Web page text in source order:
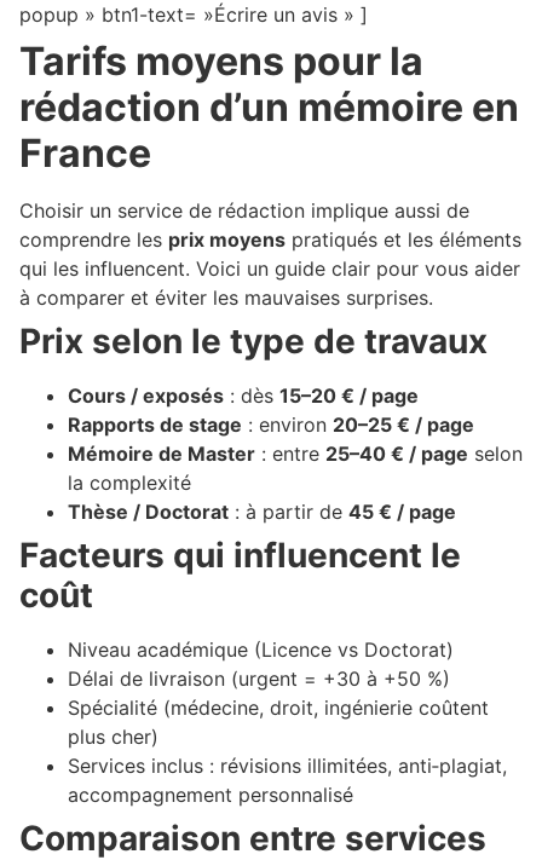
popup » btn1-text= »Écrire un avis » ]
Tarifs moyens pour la
rédaction d’un mémoire en
France
Choisir un service de rédaction implique aussi de
comprendre les prix moyens pratiqués et les éléments
qui les influencent. Voici un guide clair pour vous aider
à comparer et éviter les mauvaises surprises.
Prix selon le type de travaux
Cours / exposés : dès 15–20 € / page
Rapports de stage : environ 20–25 € / page
Mémoire de Master : entre 25–40 € / page selon
la complexité
Thèse / Doctorat : à partir de 45 € / page
Facteurs qui influencent le
coût
Niveau académique (Licence vs Doctorat)
Délai de livraison (urgent = +30 à +50 %)
Spécialité (médecine, droit, ingénierie coûtent
plus cher)
Services inclus : révisions illimitées, anti‑plagiat,
accompagnement personnalisé
Comparaison entre services